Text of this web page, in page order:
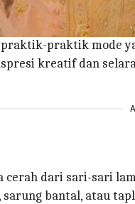
mengubahnya
keajaiban jahitan,
praktik mode
kreatif dan
dari sari-sari
bantal, atau